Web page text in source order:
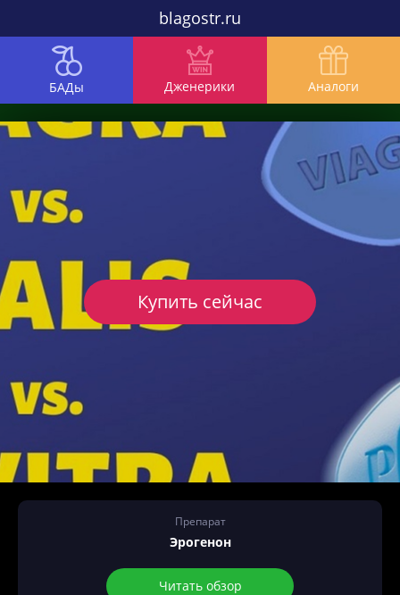
blagostr.ru
БАДы Дженерики Аналоги
Препарат
Эрогенон
Читать обзор
Купить сейчас